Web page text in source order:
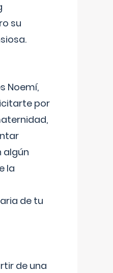
su
Noemí,
por
algún
la
de tu
de una